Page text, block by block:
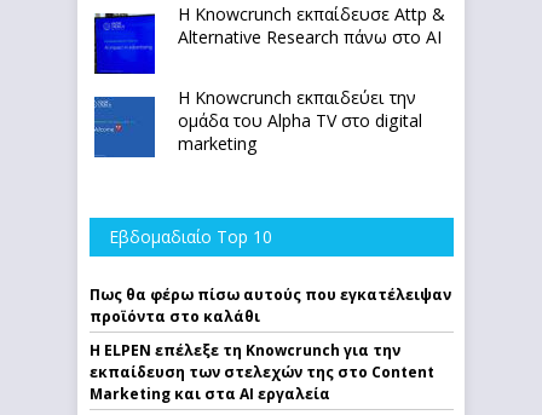
Η Knowcrunch εκπαίδευσε Attp &
Alternative Research πάνω στο ΑΙ
Η Knowcrunch εκπαιδεύει την
ομάδα του Alpha TV στο digital
marketing
Εβδομαδιαίο Top 10
Πως θα φέρω πίσω αυτούς που εγκατέλειψαν
προϊόντα στο καλάθι
Η ELPEN επέλεξε τη Knowcrunch για την
εκπαίδευση των στελεχών της στο Content
Marketing και στα AI εργαλεία